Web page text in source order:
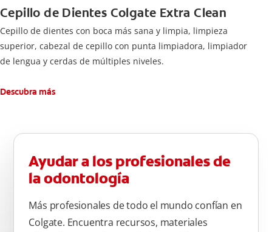
Cepillo de Dientes Colgate Extra Clean
Cepillo de dientes con boca más sana y limpia, limpieza
superior, cabezal de cepillo con punta limpiadora, limpiador
de lengua y cerdas de múltiples niveles.
Descubra más
Ayudar a los profesionales de
la odontología
Más profesionales de todo el mundo confían en
Colgate. Encuentra recursos, materiales